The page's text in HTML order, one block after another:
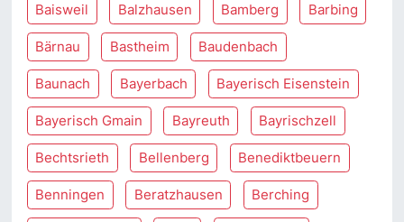
Baisweil Balzhausen Bamberg Barbing
Bärnau Bastheim Baudenbach
Baunach Bayerbach Bayerisch Eisenstein
Bayerisch Gmain Bayreuth Bayrischzell
Bechtsrieth Bellenberg Benediktbeuern
Benningen Beratzhausen Berching